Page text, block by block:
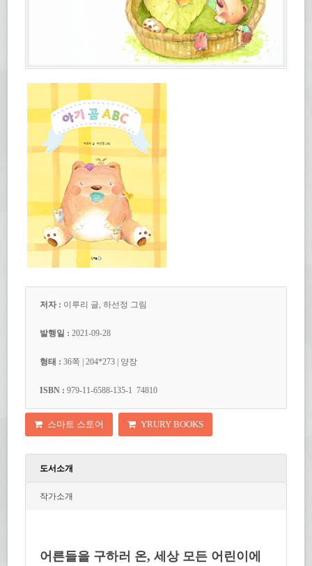
저자 : 이루리 글, 하선정 그림
발행일 :2021-09-28
형태 :36쪽 | 204*273 | 양장
ISBN :979-11-6588-135-1 74810
스마트 스토어 YRURY BOOKS
도서소개
작가소개
어른들을 구하러 온, 세상 모든 어린이에